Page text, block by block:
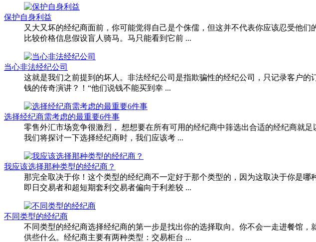
保护自身利益
又大又坏的经纪商面前，你可能觉得自己是个侏儒，但这并不代表你应该忍受他
比较价格信息假设盲人骑马。马只能看到它前 ...
当心非法经纪公司
这就是我们之前提到的坏人。非法经纪公司是指欺骗性的经纪公司，只记录客户
钱的传奇演讲？！“他们说钱不能买到幸 ...
选择经纪商需考虑的最重要6件事
零售外汇市场竞争很激烈， 想想要在所有可用的经纪商中筛选出合适的经纪商就
我们将探讨一下选择经纪商时，我们应该考 ...
我应该选择那种类型的经纪商？
那完全取决于你！这个类型的经纪商不一定好于那个类型的，因为这取决于你是
即日交易者和超短期套利交易者偏向于利差较 ...
不同类型的经纪商
不同类型的经纪商选择经纪商的第一步是找出你的选择取向。你不会一走进餐馆
供些什么。经纪商主要有两种类型：交易柜台 ...